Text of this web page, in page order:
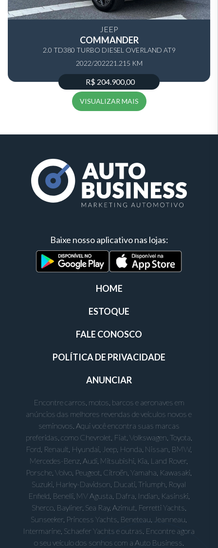
JEEP
COMMANDER
2.0 TD380 TURBO DIESEL OVERLAND AT9
2022/202221.215 KM
R$ 204.900,00
VISUALIZAR MAIS
Baixe nosso aplicativo nas lojas:
HOME
ESTOQUE
FALE CONOSCO
POLÍTICA DE PRIVACIDADE
ANUNCIAR
Encontre carros, motos, barcos e aeronaves em
anúncios das melhores revendas de veículos novos e
seminovos. Aqui você encontra suas marcas
preferidas, como Chevrolet, Fiat, Volkswagen, Toyota,
Ford, Renault, Hyundai, Jeep, Honda, Nissan, BMW,
Mercedes-Benz, Audi, Mitsubishi, Kia, Land Rover,
Porsche, Volvo, Peugeot, Citroën, Yamaha, Kawasaki,
Suzuki, Harley-Davidson, Ducati, Triumph, Royal
Enfield, Benelli, MV Agusta, Dafra, Indian, Kasinski,
Sherco, Bayliner, Sea Ray, Azimut, Ferretti Yachts,
Sunseeker, Princess Yachts, Beneteau, Jeanneau,
Intermarine, Schaefer Yachts e outras. Encontre agora
o seu veículo dos sonhos com a Auto Business.